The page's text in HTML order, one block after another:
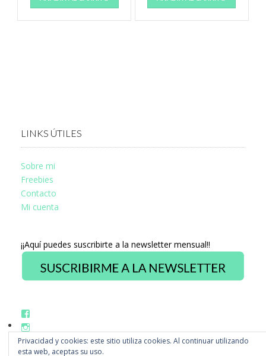
LINKS ÚTILES
Sobre mi
Freebies
Contacto
Mi cuenta
¡¡Aquí puedes suscribirte a la newsletter mensual!!
de
fb.com/misstusdisseny
en
perfil
de
Privacidad y cookies: este sitio utiliza cookies. Al continuar utilizando
esta web, aceptas su uso.